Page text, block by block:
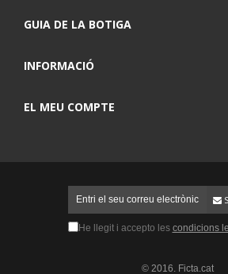
GUIA DE LA BOTIGA
INFORMACIÓ
EL MEU COMPTE
He llegit i accepto les condicions
© 2016. Ficta.cat